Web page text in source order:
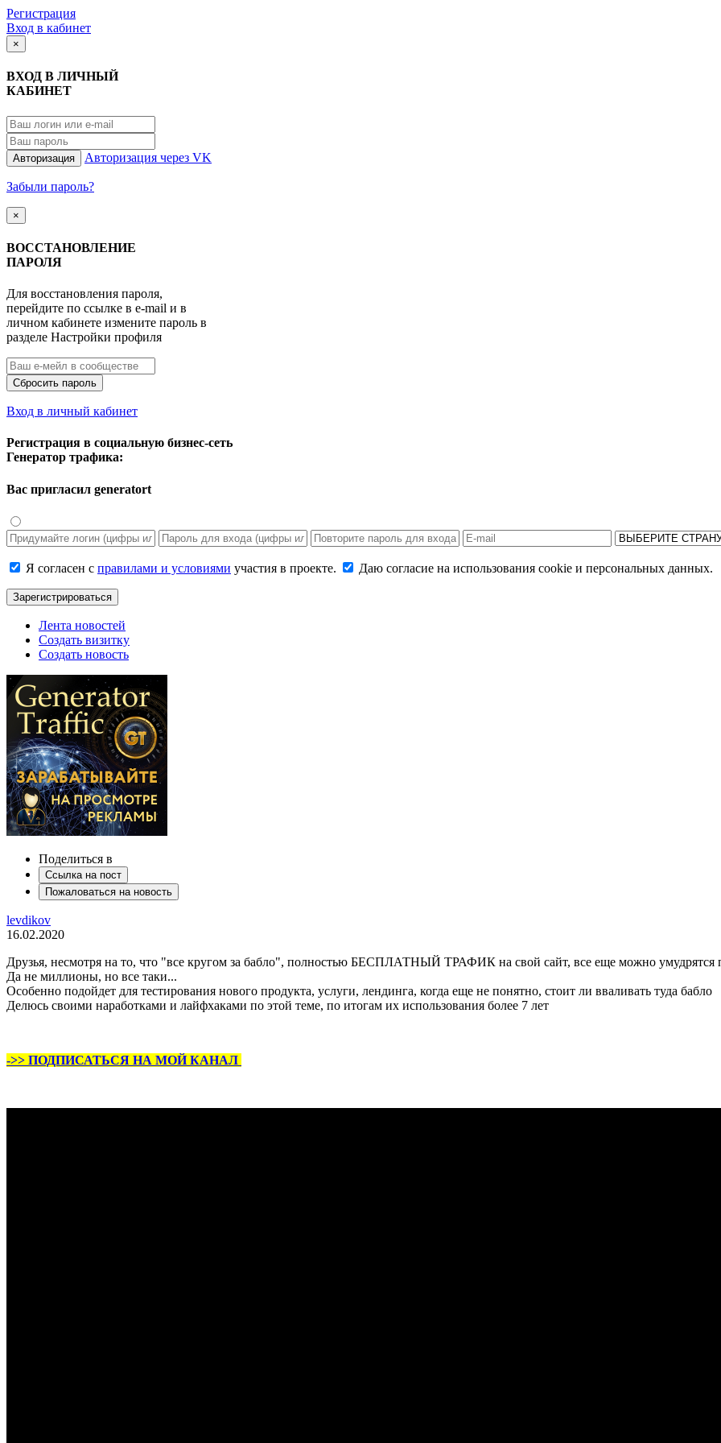
Регистрация
Вход в кабинет
×
ВХОД В ЛИЧНЫЙ
КАБИНЕТ
Авторизация Авторизация через VK
Забыли пароль?
×
ВОССТАНОВЛЕНИЕ
ПАРОЛЯ
Для восстановления пароля,
перейдите по ссылке в e-mail и в
личном кабинете измените пароль в
разделе Настройки профиля
Сбросить пароль
Вход в личный кабинет
Регистрация в социальную бизнес-сеть
Генератор трафика:
Вас пригласил generatort
Я согласен с правилами и условиями участия в проекте. Даю согласие на использования cookie и персональных данных.
Зарегистрироваться
Лента новостей
Создать визитку
Создать новость
Поделиться в
Ссылка на пост
Пожаловаться на новость
levdikov
16.02.2020
Друзья, несмотря на то, что "все кругом за бабло", полностью БЕСПЛАТНЫЙ ТРАФИК на свой сайт, все еще можно умудрятся
Да не миллионы, но все таки...
Особенно подойдет для тестирования нового продукта, услуги, лендинга, когда еще не понятно, стоит ли вваливать туда бабло
Делюсь своими наработками и лайфхаками по этой теме, по итогам их использования более 7 лет
->> ПОДПИСАТЬСЯ НА МОЙ КАНАЛ